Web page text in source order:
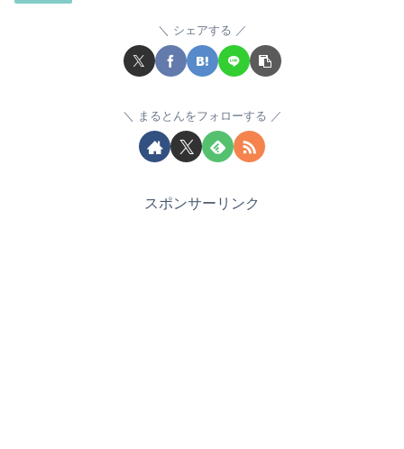
シェアする
まるとんをフォローする
スポンサーリンク